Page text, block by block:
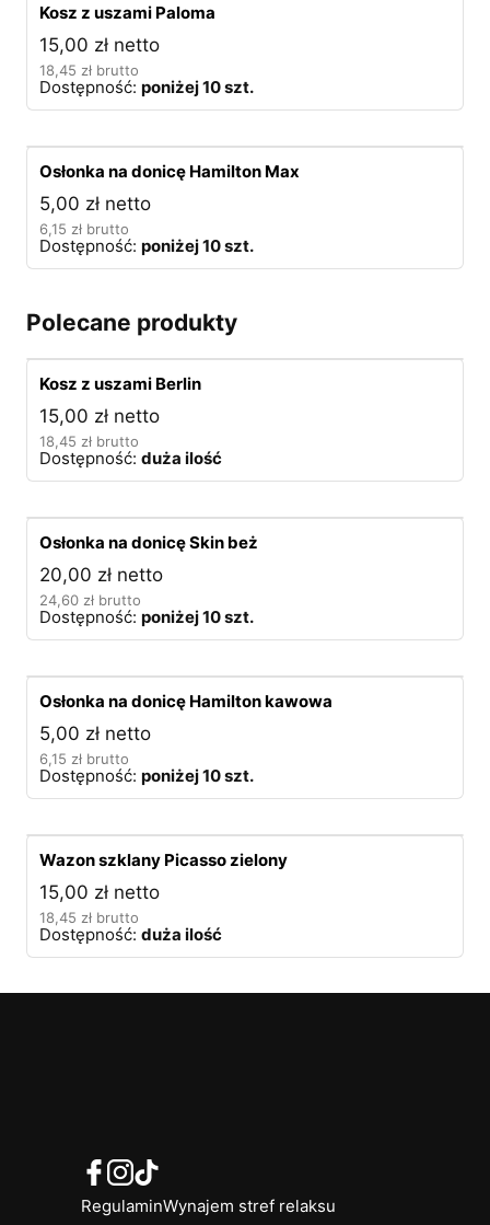
Kosz z uszami Paloma
15,00 zł netto
18,45 zł brutto
Dostępność: poniżej 10 szt.
Osłonka na donicę Hamilton Max
5,00 zł netto
6,15 zł brutto
Dostępność: poniżej 10 szt.
Polecane produkty
Kosz z uszami Berlin
15,00 zł netto
18,45 zł brutto
Dostępność: duża ilość
Osłonka na donicę Skin beż
20,00 zł netto
24,60 zł brutto
Dostępność: poniżej 10 szt.
Osłonka na donicę Hamilton kawowa
5,00 zł netto
6,15 zł brutto
Dostępność: poniżej 10 szt.
Wazon szklany Picasso zielony
15,00 zł netto
18,45 zł brutto
Dostępność: duża ilość
RegulaminWynajem stref relaksu